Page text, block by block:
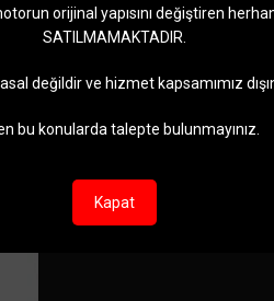
MARKAYA ÖZEL CIHAZLAR
5 Ürünler
etiketlendi
orijinal yapısını değiştiren
SATILMAMAKTADIR.
değildir ve hizmet kapsamımız
bu konularda talepte bulunmayınız.
Kapat